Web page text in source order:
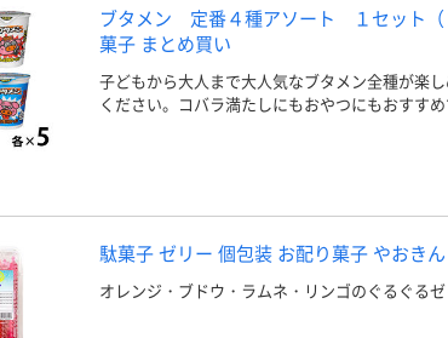
ブタメン 定番４種アソート １セット
菓子 まとめ買い
子どもから大人まで大人気なブタメン全種が楽
ください。コバラ満たしにもおやつにもおすす
駄菓子 ゼリー 個包装 お配り菓子 やおき
オレンジ・ブドウ・ラムネ・リンゴのぐるぐるゼ